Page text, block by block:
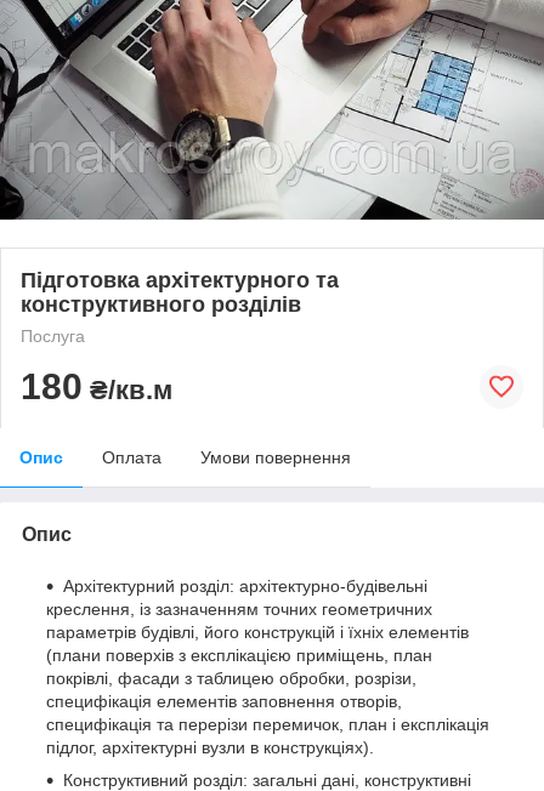
Підготовка архітектурного та
конструктивного розділів
Послуга
180 ₴/кв.м
Опис Оплата Умови повернення
Опис
Архітектурний розділ: архітектурно-будівельні
креслення, із зазначенням точних геометричних
параметрів будівлі, його конструкцій і їхніх елементів
(плани поверхів з експлікацією приміщень, план
покрівлі, фасади з таблицею обробки, розрізи,
специфікація елементів заповнення отворів,
специфікація та перерізи перемичок, план і експлікація
підлог, архітектурні вузли в конструкціях).
Конструктивний розділ: загальні дані, конструктивні